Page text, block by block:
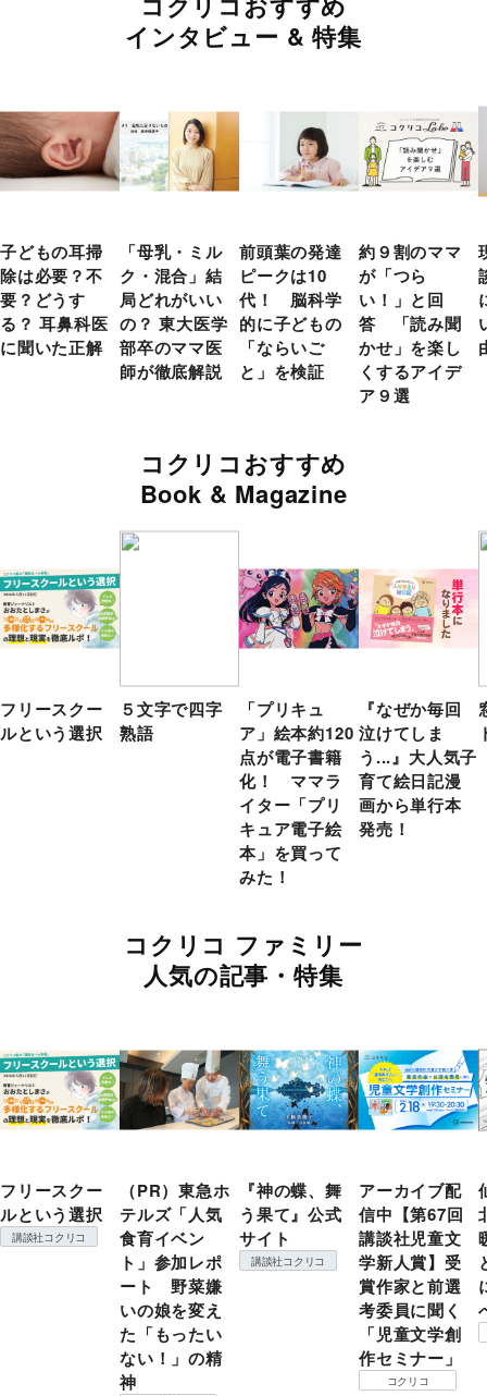
インタビュー & 特集
子どもの耳掃
除は必要？不
要？どうす
る？ 耳鼻科医
に聞いた正解
「母乳・ミル
ク・混合」結
局どれがいい
の？ 東大医学
部卒のママ医
師が徹底解説
前頭葉の発達
ピークは10
代！ 脳科学
的に子どもの
「ならいご
と」を検証
約９割のママ
が「つら
い！」と回
答 「読み聞
かせ」を楽し
くするアイデ
ア９選
コクリコおすすめ
Book & Magazine
フリースクー
ルという選択
５文字で四字
熟語
「プリキュ
ア」絵本約120
点が電子書籍
化！ ママラ
イター「プリ
キュア電子絵
本」を買って
みた！
『なぜか毎回
泣けてしま
う...』大人気子
育て絵日記漫
画から単行本
発売！
コクリコ ファミリー
人気の記事・特集
フリースクー
ルという選択
講談社コクリコ
（PR）東急ホ
テルズ「人気
食育イベン
ト」参加レポ
ート 野菜嫌
いの娘を変え
た「もったい
ない！」の精
神
『神の蝶、舞
う果て』公式
サイト
講談社コクリコ
アーカイブ配
信中【第67回
講談社児童文
学新人賞】受
賞作家と前選
考委員に聞く
「児童文学創
作セミナー」
コクリコ